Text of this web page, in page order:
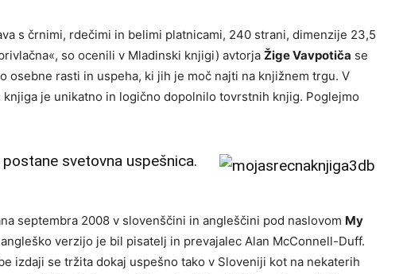
s črnimi, rdečimi in belimi platnicami, 240 strani, dimenzije 23,5
so ocenili v Mladinski knjigi) avtorja Žige Vavpotiča se
osebne rasti in uspeha, ki jih je moč najti na knjižnem trgu. V
je unikatno in logično dopolnilo tovrstnih knjig. Poglejmo
svetovna uspešnica.
septembra 2008 v slovenščini in angleščini pod naslovom My
verzijo je bil pisatelj in prevajalec Alan McConnell-Duff.
izdaji se tržita dokaj uspešno tako v Sloveniji kot na nekaterih